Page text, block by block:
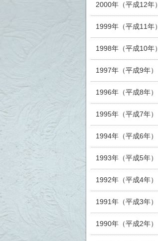
2000年（平成12年）
1999年（平成11年）
1998年（平成10年）
1997年（平成9年）
1996年（平成8年）
1995年（平成7年）
1994年（平成6年）
1993年（平成5年）
1992年（平成4年）
1991年（平成3年）
1990年（平成2年）